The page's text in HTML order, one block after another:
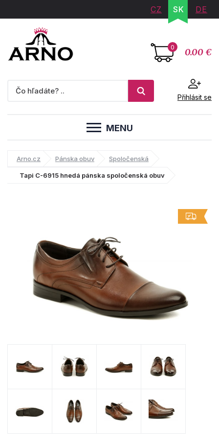
CZ SK DE
0 0.00 €
Přihlásit se
MENU
Arno.cz Pánska obuv Spoločenská
Tapi C-6915 hnedá pánska spoločenská obuv